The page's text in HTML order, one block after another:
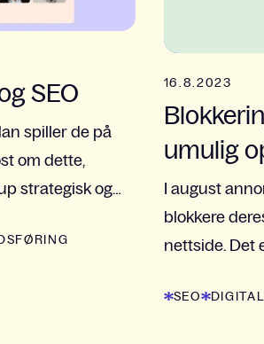
SEO
spiller de på
om dette,
strategisk og
16.8.2023
umulig
I august
blokkere
nettside. Det
svar på
SEO